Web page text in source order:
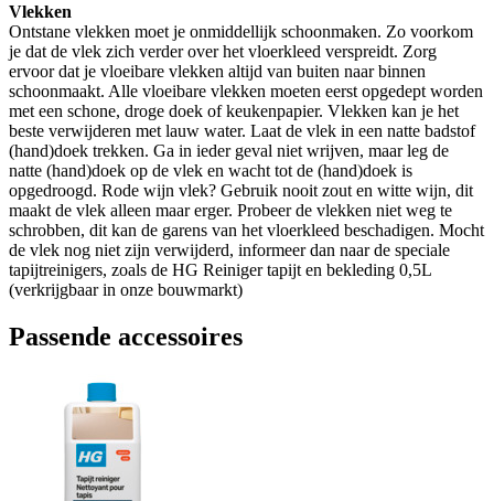
Vlekken
Ontstane vlekken moet je onmiddellijk schoonmaken. Zo voorkom
je dat de vlek zich verder over het vloerkleed verspreidt. Zorg
ervoor dat je vloeibare vlekken altijd van buiten naar binnen
schoonmaakt. Alle vloeibare vlekken moeten eerst opgedept worden
met een schone, droge doek of keukenpapier. Vlekken kan je het
beste verwijderen met lauw water. Laat de vlek in een natte badstof
(hand)doek trekken. Ga in ieder geval niet wrijven, maar leg de
natte (hand)doek op de vlek en wacht tot de (hand)doek is
opgedroogd. Rode wijn vlek? Gebruik nooit zout en witte wijn, dit
maakt de vlek alleen maar erger. Probeer de vlekken niet weg te
schrobben, dit kan de garens van het vloerkleed beschadigen. Mocht
de vlek nog niet zijn verwijderd, informeer dan naar de speciale
tapijtreinigers, zoals de HG Reiniger tapijt en bekleding 0,5L
(verkrijgbaar in onze bouwmarkt)
Passende accessoires